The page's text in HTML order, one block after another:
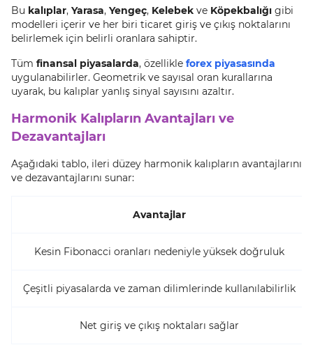
Bu kalıplar, Yarasa, Yengeç, Kelebek ve Köpekbalığı gibi
modelleri içerir ve her biri ticaret giriş ve çıkış noktalarını
belirlemek için belirli oranlara sahiptir.
Tüm finansal piyasalarda, özellikle forex piyasasında
uygulanabilirler. Geometrik ve sayısal oran kurallarına
uyarak, bu kalıplar yanlış sinyal sayısını azaltır.
Harmonik Kalıpların Avantajları ve
Dezavantajları
Aşağıdaki tablo, ileri düzey harmonik kalıpların avantajlarını
ve dezavantajlarını sunar:
Avantajlar
Kesin Fibonacci oranları nedeniyle yüksek doğruluk
Çeşitli piyasalarda ve zaman dilimlerinde kullanılabilirlik
Net giriş ve çıkış noktaları sağlar